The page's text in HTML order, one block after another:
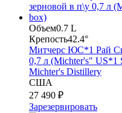
Объем0.7 L
Крепость42.4°
Митчерс ЮС*1 Рай
0,7 л (Michter's" US*1
Michter's Distillery
США
27 490 ₽
Зарезервировать